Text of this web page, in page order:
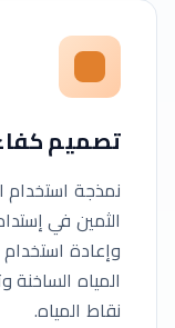
تصميم
نمذجة استخدام
الثمين في
وإعادة
المياه
نقاط المياه.